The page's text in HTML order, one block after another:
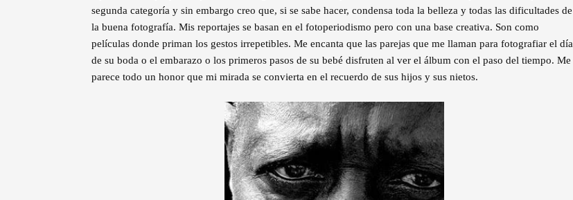
segunda categoría y sin embargo creo que, si se sabe hacer, condensa toda la belleza y todas las dificultades de
la buena fotografía. Mis reportajes se basan en el fotoperiodismo pero con una base creativa. Son como
películas donde priman los gestos irrepetibles. Me encanta que las parejas que me llaman para fotografiar el día
de su boda o el embarazo o los primeros pasos de su bebé disfruten al ver el álbum con el paso del tiempo. Me
parece todo un honor que mi mirada se convierta en el recuerdo de sus hijos y sus nietos.